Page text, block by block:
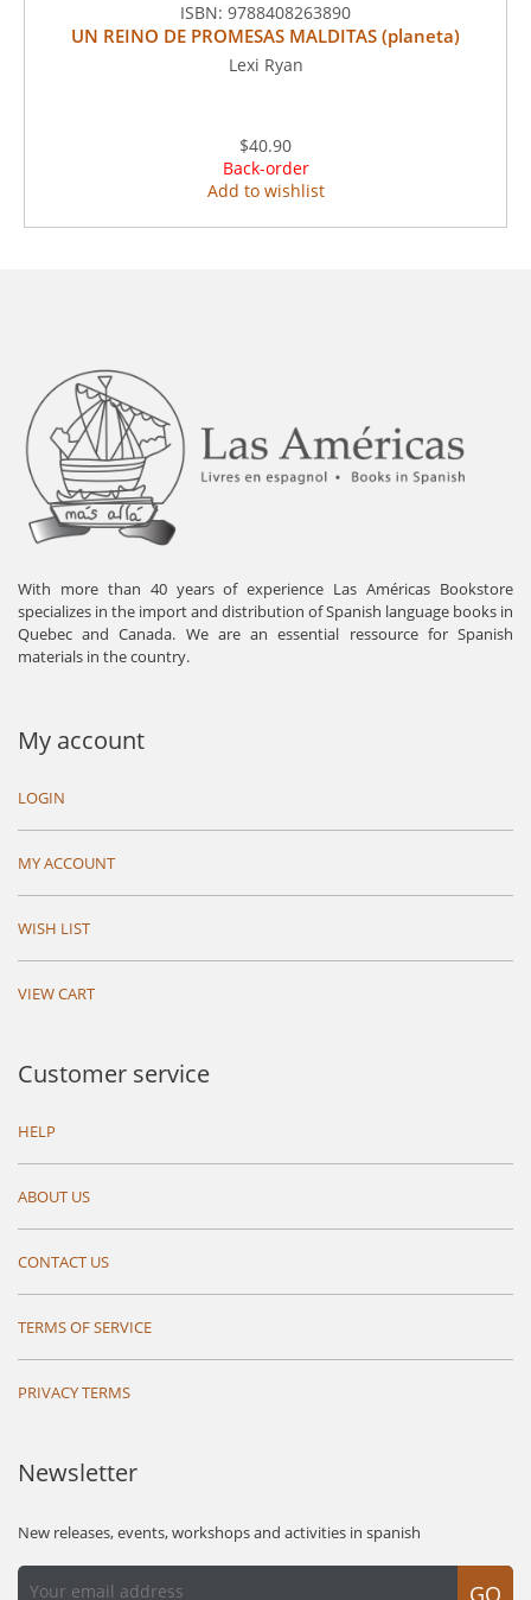
ISBN: 9788408263890
UN REINO DE PROMESAS MALDITAS (planeta)
Lexi Ryan
$40.90
Back-order
Add to wishlist
With more than 40 years of experience Las Américas Bookstore
specializes in the import and distribution of Spanish language books in
Quebec and Canada. We are an essential ressource for Spanish
materials in the country.
My account
LOGIN
MY ACCOUNT
WISH LIST
VIEW CART
Customer service
HELP
ABOUT US
CONTACT US
TERMS OF SERVICE
PRIVACY TERMS
Newsletter
New releases, events, workshops and activities in spanish
GO